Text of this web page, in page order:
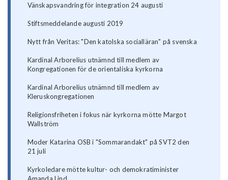
Vänskapsvandring för integration 24 augusti
Stiftsmeddelande augusti 2019
Nytt från Veritas: "Den katolska socialläran" på svenska
Kardinal Arborelius utnämnd till medlem av
Kongregationen för de orientaliska kyrkorna
Kardinal Arborelius utnämnd till medlem av
Kleruskongregationen
Religionsfriheten i fokus när kyrkorna mötte Margot
Wallström
Moder Katarina OSB i "Sommarandakt" på SVT2 den
21 juli
Kyrkoledare mötte kultur- och demokratiminister
Amanda Lind